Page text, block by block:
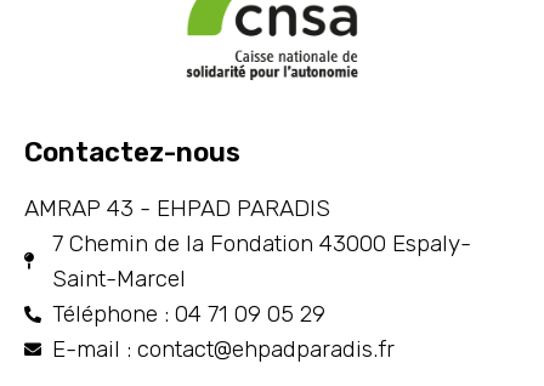
Contactez-nous
AMRAP 43 - EHPAD PARADIS
7 Chemin de la Fondation 43000 Espaly-
Saint-Marcel
Téléphone : 04 71 09 05 29
E-mail : contact@ehpadparadis.fr